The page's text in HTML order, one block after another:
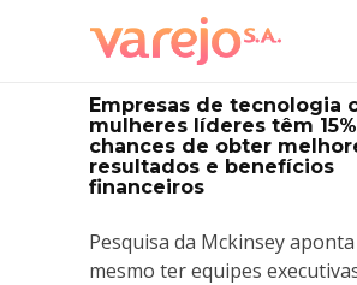
Empresas de tecnologia
mulheres líderes têm
chances de obter
resultados e benefícios
financeiros
Pesquisa da Mckinsey
mesmo ter equipes